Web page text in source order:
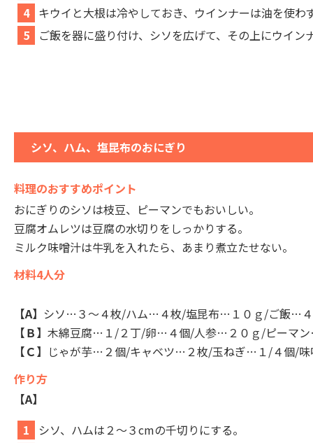
4 キウイと大根は冷やしておき、ウインナーは油を使
5
ご飯を器に盛り付け、シソを広げて、その上にウイ
シソ、ハム、塩昆布のおにぎり
料理のおすすめポイント
おにぎりのシソは枝豆、ピーマンでもおいしい。
豆腐オムレツは豆腐の水切りをしっかりする。
ミルク味噌汁は牛乳を入れたら、あまり煮立たせない。
材料4人分
【A】 シソ…３～４枚/ハム…４枚/塩昆布…１０ｇ/ご飯…
【Ｂ】 木綿豆腐…１/２丁/卵…４個/人参…２０ｇ/ピーマ
【Ｃ】 じゃが芋…２個/キャベツ…２枚/玉ねぎ…１/４個/
作り方
【A】
1
シソ、ハムは２～３cmの千切りにする。